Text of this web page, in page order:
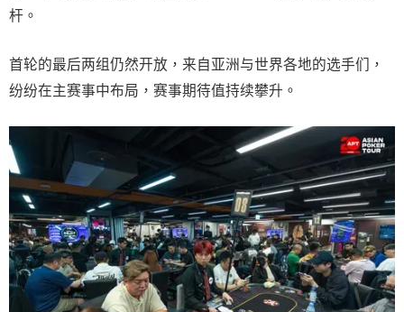
杆。
首轮的最后两组仍然开放，来自亚洲与世界各地的选手们，
纷纷在主赛事中布局，赛事期待值持续攀升。